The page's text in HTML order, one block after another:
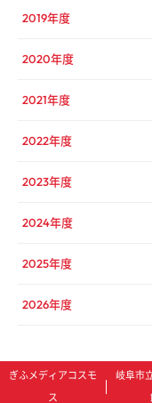
2019年度
2020年度
2021年度
2022年度
2023年度
2024年度
2025年度
2026年度
ぎふメディアコスモ
ス
岐阜市